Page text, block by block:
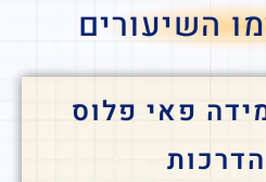
השיעורים
פאי פלוס
הדרכות